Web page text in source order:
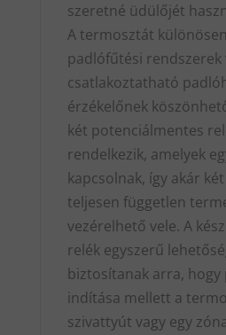
szeretné üdülőjét
A termosztát
padlófűtési rendszerek
csatlakoztatható
érzékelőnek
két potenciálmentes
rendelkezik, amelyek
kapcsolnak, így akár
teljesen független
vezérelhető vele. A
relék egyszerű
biztosítanak arra, hogy
indítása mellett a
szivattyút vagy egy